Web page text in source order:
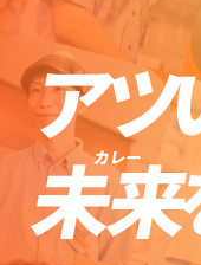
人を知る
環境を知る
お知らせ
ホープブログ